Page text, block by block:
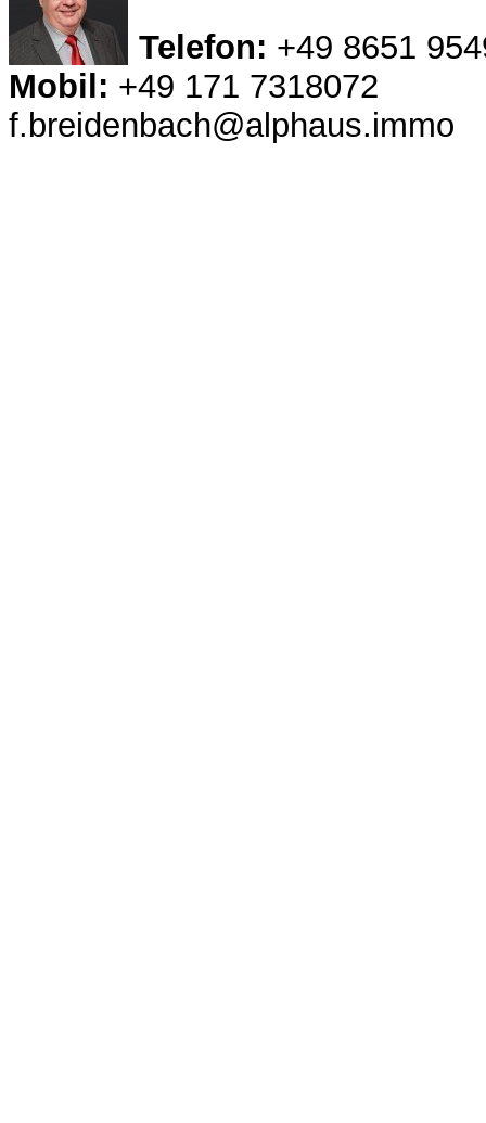
Telefon: +49 8651
Mobil: +49 171 7318072
f.breidenbach@alphaus.immo